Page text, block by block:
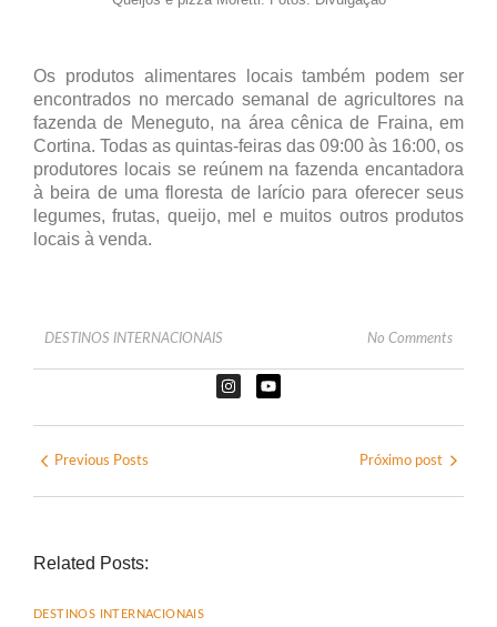
Os produtos alimentares locais também podem ser
encontrados no mercado semanal de agricultores na
fazenda de Meneguto, na área cênica de Fraina, em
Cortina. Todas as quintas-feiras das 09:00 às 16:00, os
produtores locais se reúnem na fazenda encantadora
à beira de uma floresta de larício para oferecer seus
legumes, frutas, queijo, mel e muitos outros produtos
locais à venda.
DESTINOS INTERNACIONAIS No Comments
Previous Posts Próximo post
Related Posts:
DESTINOS INTERNACIONAIS